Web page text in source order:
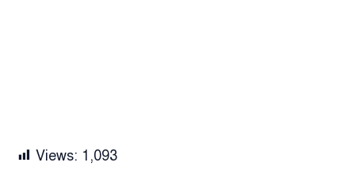
Views: 1,093